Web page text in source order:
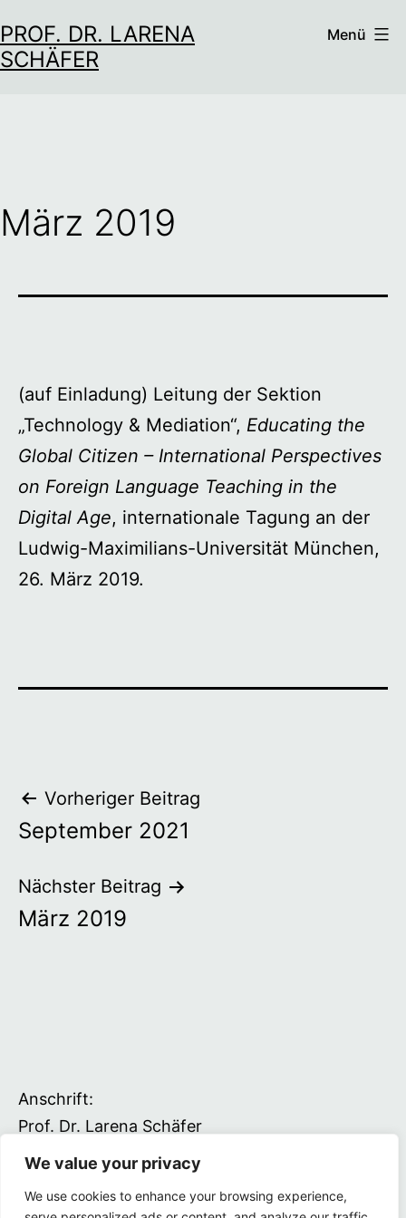
We value your privacy
We use cookies to enhance your browsing experience,
Inhalt
springen
PROF. DR. LARENA
SCHÄFER
Menü
März 2019
(auf Einladung) Leitung der Sektion
„Technology & Mediation“, Educating the
Global Citizen – International Perspectives
on Foreign Language Teaching in the
Digital Age, internationale Tagung an der
Ludwig-Maximilians-Universität München,
26. März 2019.
Beitragsnavigation
Vorheriger Beitrag
September 2021
Nächster Beitrag
März 2019
Anschrift:
Prof. Dr. Larena Schäfer
Driverstraße 22